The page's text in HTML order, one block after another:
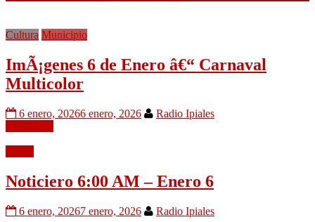
Cultura Municipio
ImÃ¡genes 6 de Enero â€“ Carnaval
Multicolor
6 enero, 20266 enero, 2026
Radio Ipiales
Noticiero 6:00 AM – Enero 6
6 enero, 20267 enero, 2026
Radio Ipiales